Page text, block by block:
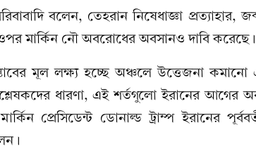
বলেন, তেহরান নিষেধাজ্ঞা প্রত্যাহার,
মার্কিন নৌ অবরোধের অবসানও দাবি করেছে।
মূল লক্ষ্য হচ্ছে অঞ্চলে উত্তেজনা
ধারণা, এই শর্তগুলো ইরানের আগের
প্রেসিডেন্ট ডোনাল্ড ট্রাম্প ইরানের